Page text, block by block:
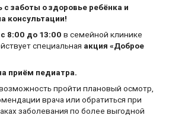
с заботы о здоровье ребёнка и
консультации!
с 8:00 до 13:00 в семейной клинике
специальная акция «Доброе
приём педиатра.
пройти плановый осмотр,
врача или обратиться при
заболевания по более выгодной